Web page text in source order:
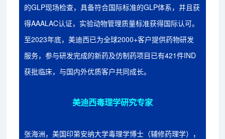
的GLP现场检查，具备符合国际标准的GLP体系，并且获
得AAALAC认证，实验动物管理质量标准获得国际认可。
至2023年底，美迪西已为全球2000+客户提供药物研发
服务，参与研发完成的新药及仿制药项目已有421件IND
获批临床，与国内外优质客户共同成长。
美迪西毒理学研究专家
张海洲，美国印第安纳大学毒理学博士（辅修药理学），